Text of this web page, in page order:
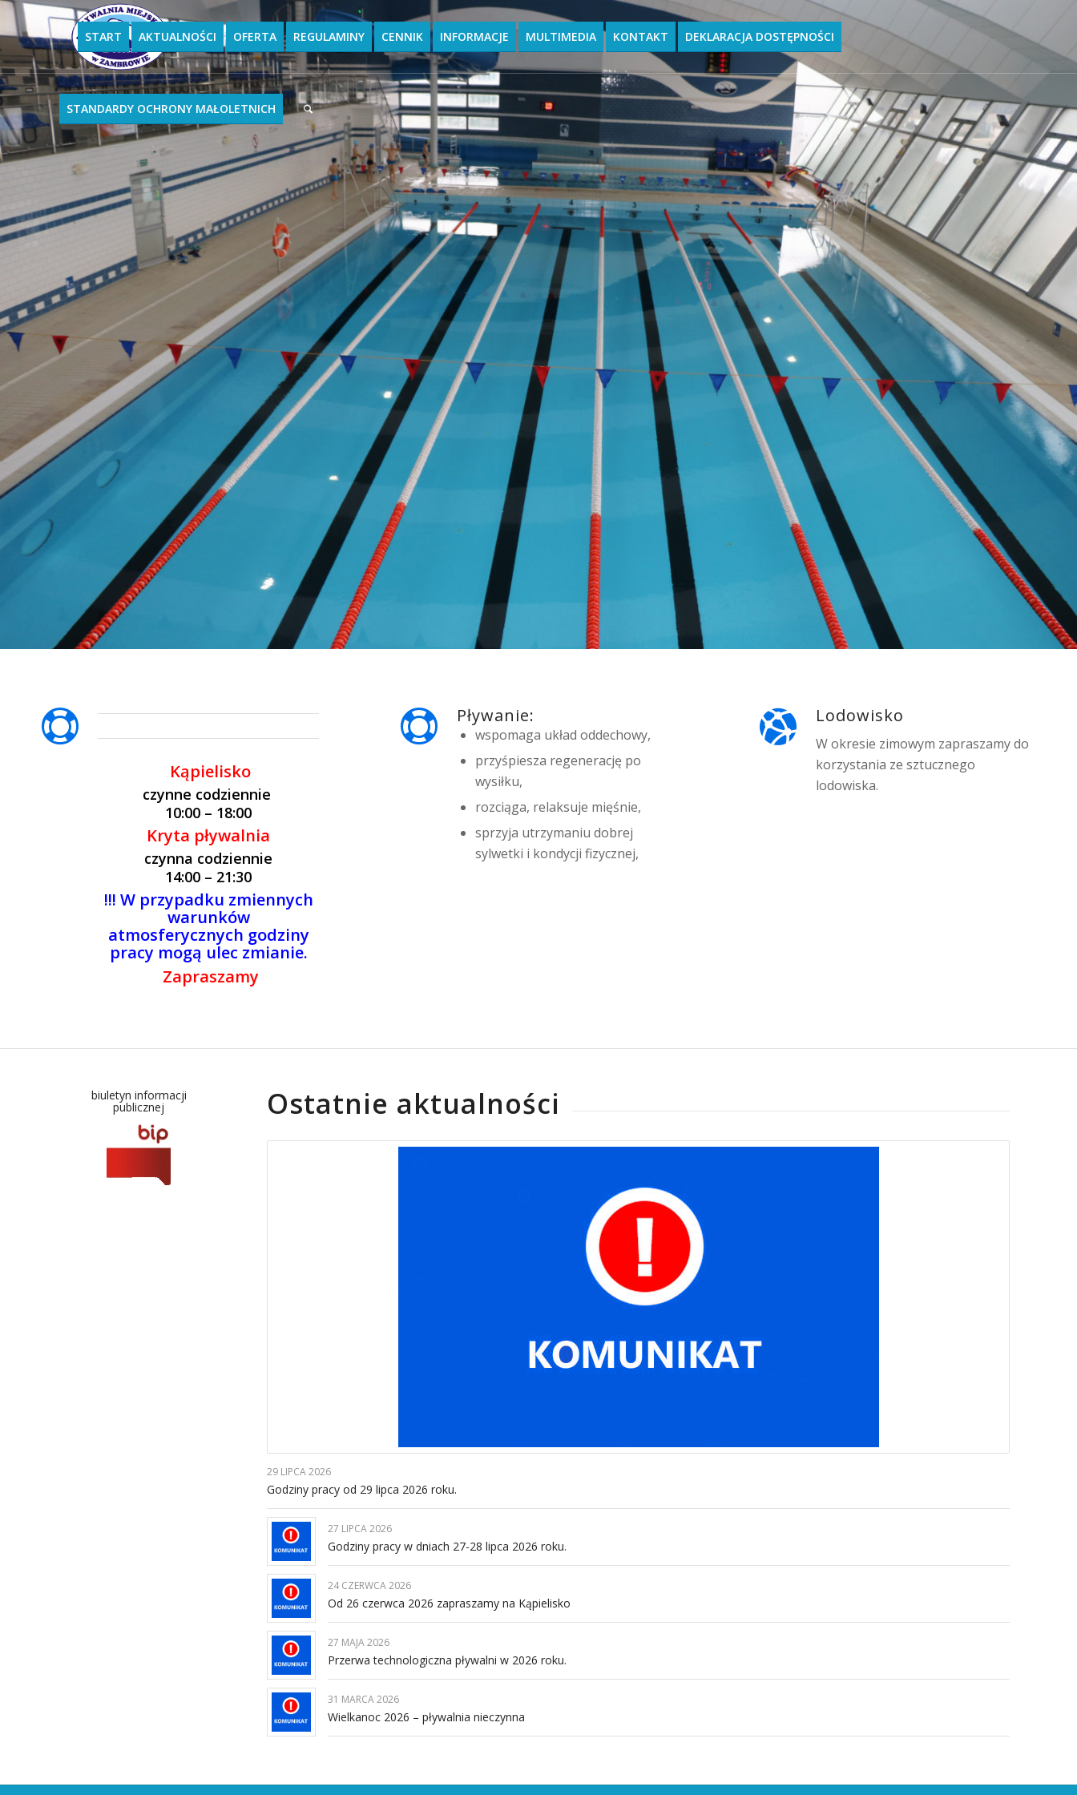
START AKTUALNOŚCI OFERTA REGULAMINY CENNIK INFORMACJE MULTIMEDIA KONTAKT DEKLARACJA DOSTĘPNOŚCI
STANDARDY OCHRONY MAŁOLETNICH
Kąpielisko
czynne codziennie
10:00 – 18:00
Kryta pływalnia
czynna codziennie
14:00 – 21:30
!!! W przypadku zmiennych
warunków
atmosferycznych godziny
pracy mogą ulec zmianie.
Zapraszamy
Pływanie:
wspomaga układ oddechowy,
przyśpiesza regenerację po
wysiłku,
rozciąga, relaksuje mięśnie,
sprzyja utrzymaniu dobrej
sylwetki i kondycji fizycznej,
Lodowisko
W okresie zimowym zapraszamy do
korzystania ze sztucznego
lodowiska.
biuletyn informacji
publicznej Ostatnie aktualności
29 LIPCA 2026
Godziny pracy od 29 lipca 2026 roku.
27 LIPCA 2026
Godziny pracy w dniach 27-28 lipca 2026 roku.
24 CZERWCA 2026
Od 26 czerwca 2026 zapraszamy na Kąpielisko
27 MAJA 2026
Przerwa technologiczna pływalni w 2026 roku.
31 MARCA 2026
Wielkanoc 2026 – pływalnia nieczynna